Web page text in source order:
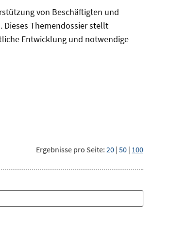
von Beschäftigten und
Dieses Themendossier stellt
Entwicklung und notwendige
Ergebnisse pro Seite: 20 | 50 | 100